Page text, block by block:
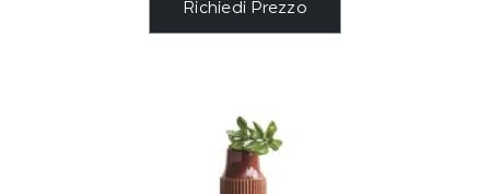
Richiedi Prezzo